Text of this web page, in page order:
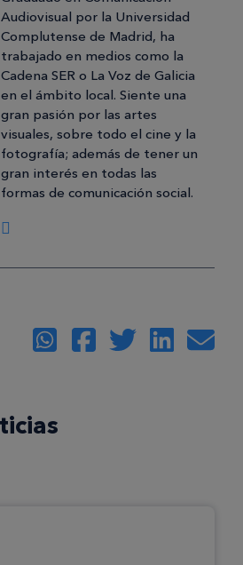
Audiovisual por la Universidad
Complutense de Madrid, ha
trabajado en medios como la
Cadena SER o La Voz de Galicia
en el ámbito local. Siente una
gran pasión por las artes
visuales, sobre todo el cine y la
fotografía; además de tener un
gran interés en todas las
formas de comunicación social.